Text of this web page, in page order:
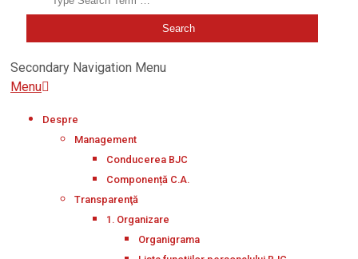
Secondary Navigation Menu
Menu
Despre
Management
Conducerea BJC
Componență C.A.
Transparenţă
1. Organizare
Organigrama